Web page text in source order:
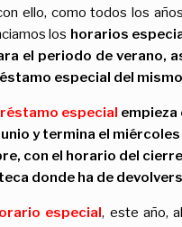
ello, como todos los
los horarios
el periodo de verano,
especial del
especial empieza
y termina el
con el horario del
donde ha de
especial, este año,